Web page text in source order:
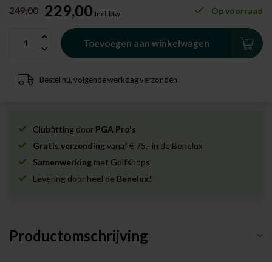
249,00 229,00 Incl. btw Op voorraad
Toevoegen aan winkelwagen
Bestel nu, volgende werkdag verzonden
Clubfitting door PGA Pro's
Gratis verzendingvanaf € 75,- in de Benelux
Samenwerking met Golfshops
Levering door heel de Benelux!
Productomschrijving